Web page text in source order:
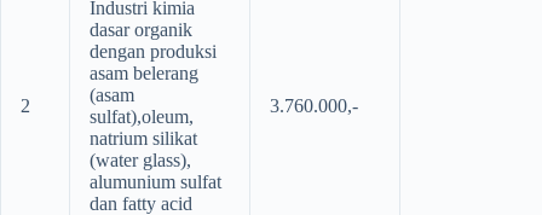
2
Industri kimia
dasar organik
dengan produksi
asam belerang
(asam
sulfat),oleum,
natrium silikat
(water glass),
alumunium sulfat
dan fatty acid
3.760.000,-